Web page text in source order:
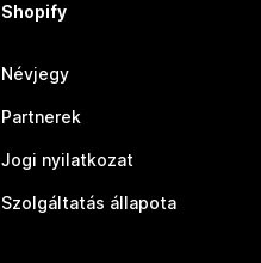
Shopify
Névjegy
Partnerek
Jogi nyilatkozat
Szolgáltatás állapota